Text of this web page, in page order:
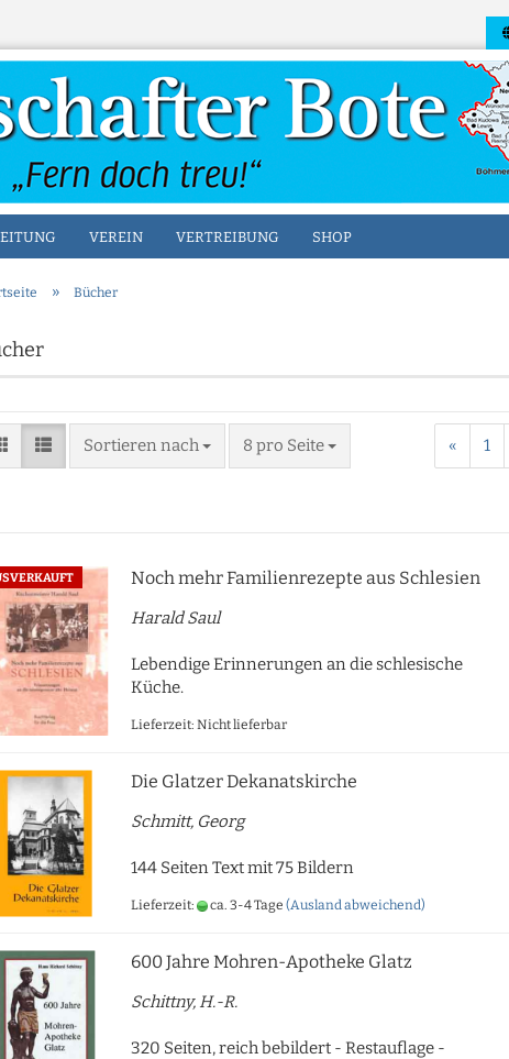
Sprache auswählen
Passwort vergessen?
VEREIN VERTREIBUNG SHOP
» Bücher
Sortieren nach 8 pro Seite « 1
Noch mehr Familienrezepte aus Schlesien
Harald Saul
Lebendige Erinnerungen an die schlesische
Küche.
Lieferzeit: Nicht lieferbar
Die Glatzer Dekanatskirche
Schmitt, Georg
144 Seiten Text mit 75 Bildern
Lieferzeit: ca. 3-4 Tage (Ausland abweichend)
600 Jahre Mohren-Apotheke Glatz
Schittny, H.-R.
320 Seiten, reich bebildert - Restauflage -